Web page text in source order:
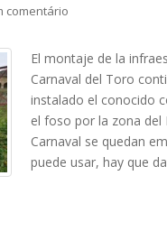
comentário
El montaje de la
Carnaval del Toro
instalado el conocido
el foso por la zona del
Carnaval se quedan
puede usar, hay que